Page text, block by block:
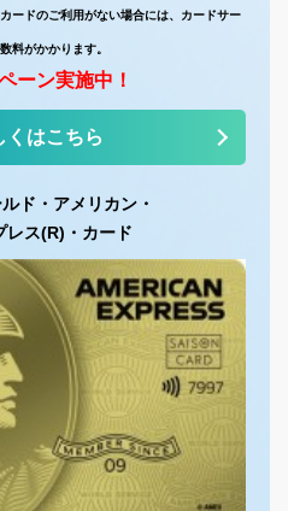
ードのご利用がない場合には、カードサー
料がかかります。
ーン実施中！
くはこちら
ド・ アメリカン・
レス(R)・ カード